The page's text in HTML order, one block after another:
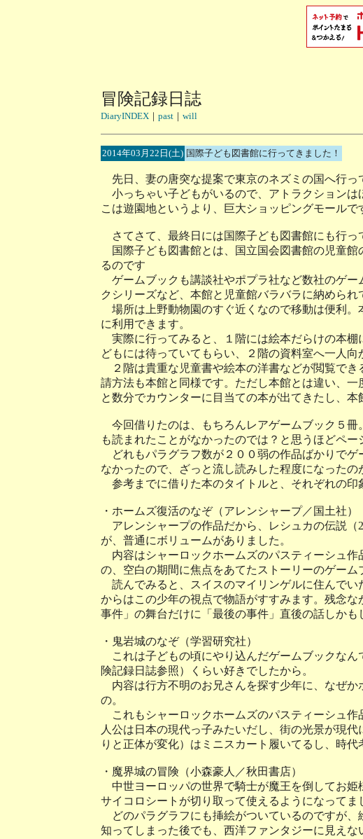
冒険記録日誌
DiaryINDEX ｜ past ｜ will
2014年03月22日(土) 国際子ども図書館に行ってきました！
先日、妻の唐突な提案で東京のネズミの国へ行っ
小っちゃい子どもがいるので、アトラクションは
こは遊園地というより、巨大ショッピングモールで
さてさて、最終日には国際子ども図書館にも行っ
国際子ども図書館とは、国立国会図書館の児童館
るのです
ゲームブックも講談社やポプラ社など数社のゲー
クシリーズなど、本館と児童館バラバラに納めら
場所は上野動物園のすぐ近くなので移動は便利。
に利用できます。
実際に行ってみると、１階には絵本だらけの本棚
どもには待っていてもらい、２階の資料室へ一人向
２階は貴重な児童書や絵本の洋書などが閲覧でき
請方法も本館と同様です。ただし本館とは違い、
と数分でカウンターに目当ての本が出てきたし、本
今回借りたのは、もちろんレアゲームブック５冊
も読まれたことがなかったのでは？と思うほどペー
どれもパラグラフ数が２００弱の作品ばかりでゲ
なかったので、ざっと流し読みした程度になったの
参考までに借りた本のタイトルと、それぞれの印
・ホームズ復活のなぞ（アレンシャープ／国土社）
アレンシャープの作品だから、レシュカの伝説（
が、普通にボリュームがありました。
内容はシャーロックホームズのパスティーシュ作
の、空白の期間に焦点をあてたストーリーのゲーム
読んでみると、スイスのマイリンゲルに住んでい
からはこの少年の視点で物語がすすみます。残念
事件」の舞台だけに「最後の事件」直後の話しかも
・鬼岩城のなぞ（学習研究社）
これは子どもの頃にやり込んだゲームブックなん
険記録日誌参照）くらい好きでしたから。
内容は行方不明のお兄さんを探す少年に、なぜか
の。
これもシャーロックホームズのパスティーシュ作
人公は日本の現代っ子みたいだし、街の光景が現
りと正体が変化）はミニスカート履いてるし、時代
・魔界城の冒険（小森豪人／秋田書店）
中世ヨーロッパの世界で騎士が魔王を倒してお姫
サイコロシートが切り取って使えるようになってま
どのパラグラフにも挿絵がついているのですが、
知ってしまった後でも、西洋ファンタジーに見えな